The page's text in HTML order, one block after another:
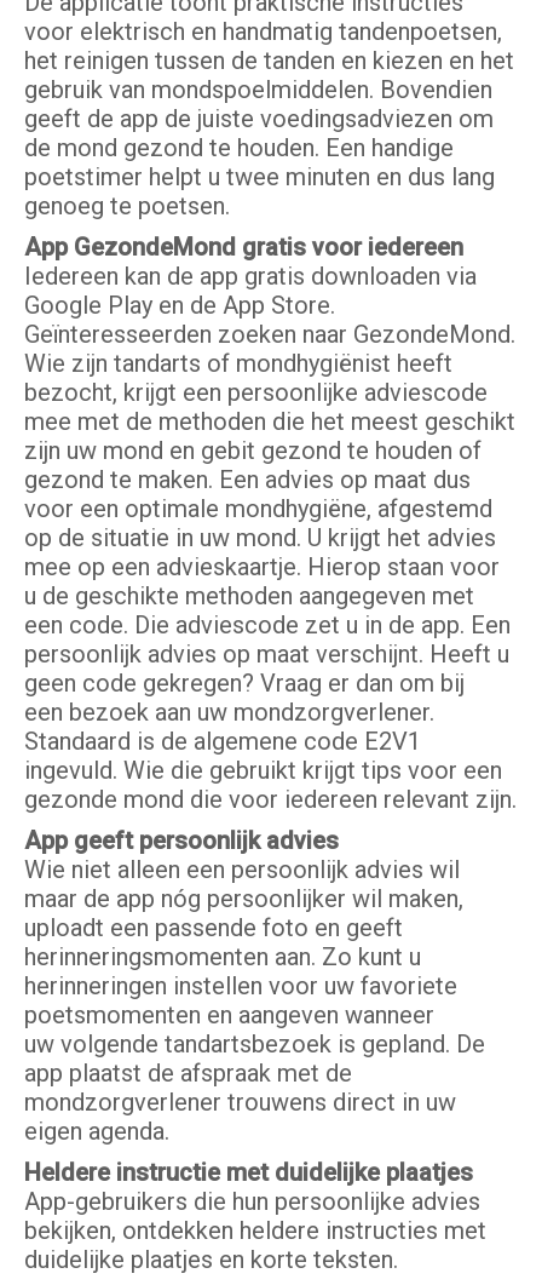
voor elektrisch en handmatig tandenpoetsen,
het reinigen tussen de tanden en kiezen en het
gebruik van mondspoelmiddelen. Bovendien
geeft de app de juiste voedingsadviezen om
de mond gezond te houden. Een handige
poetstimer helpt u twee minuten en dus lang
genoeg te poetsen.
App GezondeMond gratis voor iedereen
Iedereen kan de app gratis downloaden via
Google Play en de App Store.
Geïnteresseerden zoeken naar GezondeMond.
Wie zijn tandarts of mondhygiënist heeft
bezocht, krijgt een persoonlijke adviescode
mee met de methoden die het meest geschikt
zijn uw mond en gebit gezond te houden of
gezond te maken. Een advies op maat dus
voor een optimale mondhygiëne, afgestemd
op de situatie in uw mond. U krijgt het advies
mee op een advieskaartje. Hierop staan voor
u de geschikte methoden aangegeven met
een code. Die adviescode zet u in de app. Een
persoonlijk advies op maat verschijnt. Heeft u
geen code gekregen? Vraag er dan om bij
een bezoek aan uw mondzorgverlener.
Standaard is de algemene code E2V1
ingevuld. Wie die gebruikt krijgt tips voor een
gezonde mond die voor iedereen relevant zijn.
App geeft persoonlijk advies
Wie niet alleen een persoonlijk advies wil
maar de app nóg persoonlijker wil maken,
uploadt een passende foto en geeft
herinneringsmomenten aan. Zo kunt u
herinneringen instellen voor uw favoriete
poetsmomenten en aangeven wanneer
uw volgende tandartsbezoek is gepland. De
app plaatst de afspraak met de
mondzorgverlener trouwens direct in uw
eigen agenda.
Heldere instructie met duidelijke plaatjes
App-gebruikers die hun persoonlijke advies
bekijken, ontdekken heldere instructies met
duidelijke plaatjes en korte teksten.